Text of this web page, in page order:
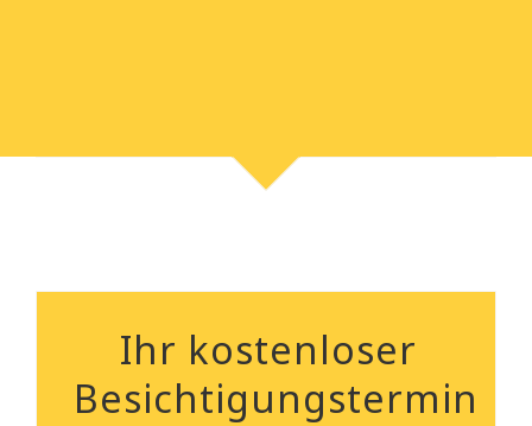
Ihr kostenloser
Besichtigungstermin